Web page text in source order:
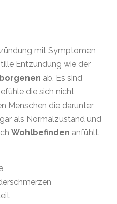
mit Symptomen
Entzündung wie der
ab. Es sind
die sich nicht
Menschen die darunter
als Normalzustand und
Wohlbefinden anfühlt.